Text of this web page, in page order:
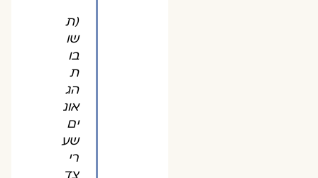
(ת
שו
בו
ת
הג
אונ
ים
שע
רי